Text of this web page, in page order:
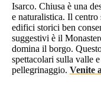
Isarco. Chiusa è una
e naturalistica. Il centro
edifici storici ben
suggestivi è il
domina il borgo.
spettacolari sulla valle
pellegrinaggio. Venite